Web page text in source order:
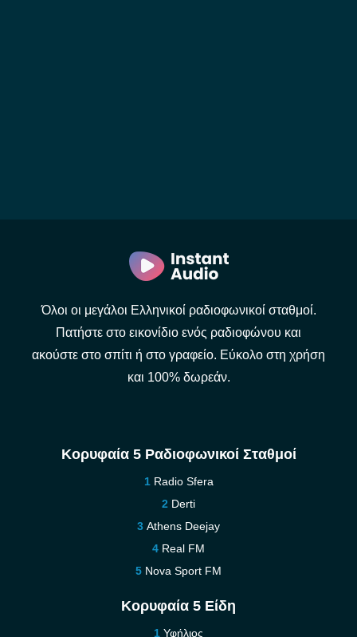
Όλοι οι μεγάλοι Ελληνικοί ραδιοφωνικοί σταθμοί.
Πατήστε στο εικονίδιο ενός ραδιοφώνου και
ακούστε στο σπίτι ή στο γραφείο. Εύκολο στη χρήση
και 100% δωρεάν.
Κορυφαία 5 Ραδιοφωνικοί Σταθμοί
Radio Sfera
Derti
Athens Deejay
Real FM
Nova Sport FM
Κορυφαία 5 Είδη
Υφήλιος